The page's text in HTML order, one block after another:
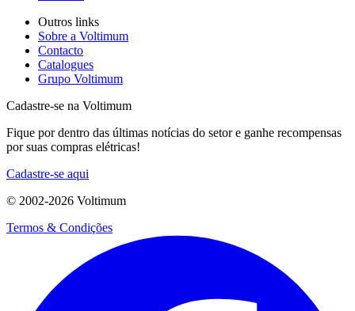
Outros links
Sobre a Voltimum
Contacto
Catalogues
Grupo Voltimum
Cadastre-se na Voltimum
Fique por dentro das últimas notícias do setor e ganhe recompensas
por suas compras elétricas!
Cadastre-se aqui
© 2002-2026 Voltimum
Termos & Condições